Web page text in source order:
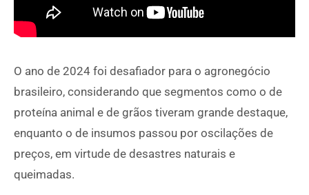
O ano de 2024 foi desafiador para o agronegócio
brasileiro, considerando que segmentos como o de
proteína animal e de grãos tiveram grande destaque,
enquanto o de insumos passou por oscilações de
preços, em virtude de desastres naturais e
queimadas.